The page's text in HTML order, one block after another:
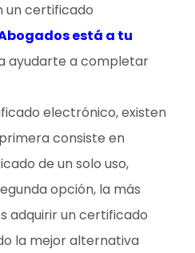
un certificado
está a tu
ayudarte a completar
electrónico, existen
consiste en
de un solo uso,
opción, la más
adquirir un certificado
la mejor alternativa